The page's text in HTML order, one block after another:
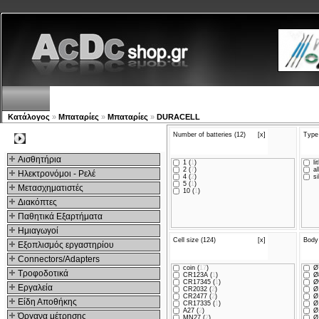
Κατάλογος » Μπαταρίες » Μπαταρίες » DURACELL
Αισθητήρια
Ηλεκτρονόμοι - Ρελέ
Μετασχηματιστές
Διακόπτες
Παθητικά Εξαρτήματα
Hμιαγωγοί
Εξοπλισμός εργαστηρίου
Connectors/Adapters
Τροφοδοτικά
Εργαλεία
Είδη Αποθήκης
Όργανα μέτρησης
Number of batteries (12) [x]
1 (1)
2 (7)
4 (2)
5 (1)
10 (1)
Cell size (124) [x]
coin (17)
CR123A (1)
CR17345 (1)
CR2032 (2)
CR2477 (2)
CR17335 (1)
A27 (2)
MN27 (2)